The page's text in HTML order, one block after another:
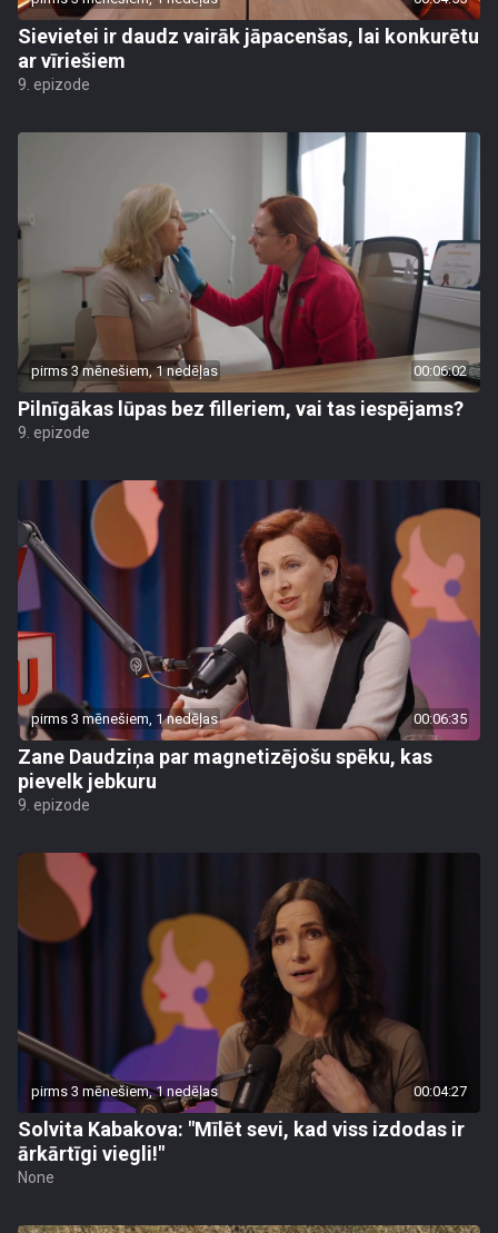
Sievietei ir daudz vairāk jāpacenšas, lai konkurētu
ar vīriešiem
9. epizode
pirms 3 mēnešiem, 1 nedēļas 00:06:02
Pilnīgākas lūpas bez filleriem, vai tas iespējams?
9. epizode
pirms 3 mēnešiem, 1 nedēļas 00:06:35
Zane Daudziņa par magnetizējošu spēku, kas
pievelk jebkuru
9. epizode
pirms 3 mēnešiem, 1 nedēļas 00:04:27
Solvita Kabakova: "Mīlēt sevi, kad viss izdodas ir
ārkārtīgi viegli!"
None